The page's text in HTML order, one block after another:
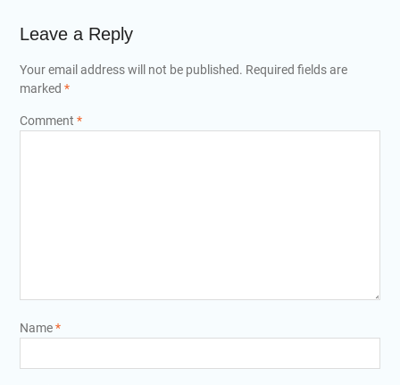
Leave a Reply
Your email address will not be published. Required fields are
marked *
Comment *
Name*